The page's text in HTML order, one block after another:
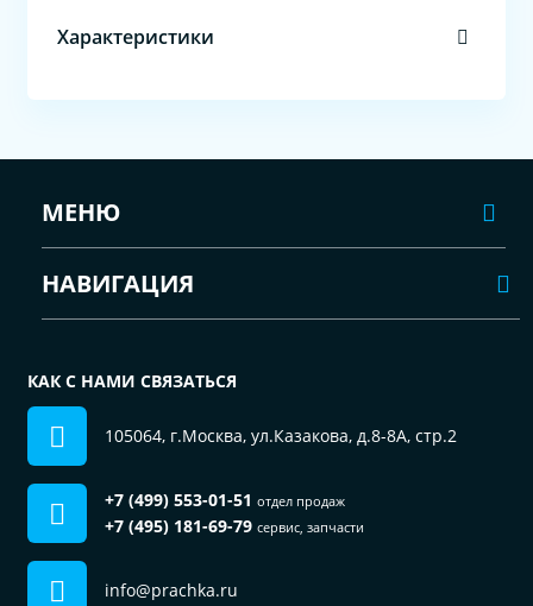
Характеристики
МЕНЮ
НАВИГАЦИЯ
КАК С НАМИ СВЯЗАТЬСЯ
105064, г.Москва, ул.Казакова, д.8-8А, стр.2
+7 (499) 553-01-51 отдел продаж
+7 (495) 181-69-79 сервис, запчасти
info@prachka.ru